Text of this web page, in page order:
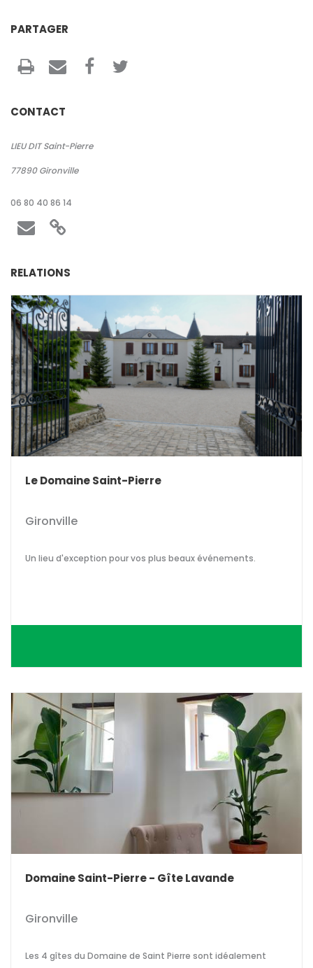
PARTAGER
CONTACT
LIEU DIT Saint-Pierre
77890 Gironville
06 80 40 86 14
RELATIONS
Le Domaine Saint-Pierre
Gironville
Un lieu d'exception pour vos plus beaux événements.
Domaine Saint-Pierre - Gîte Lavande
Gironville
Les 4 gîtes du Domaine de Saint Pierre sont idéalement